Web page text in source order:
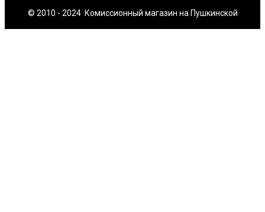
© 2010 - 2024 Комиссионный магазин на Пушкинской